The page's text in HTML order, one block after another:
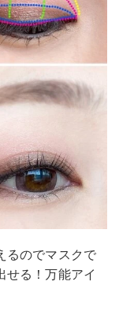
るのでマスクで
せる！万能アイ